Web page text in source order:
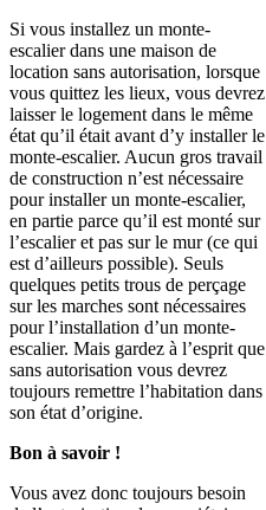
Si vous installez un monte-
escalier dans une maison de
location sans autorisation, lorsque
vous quittez les lieux, vous devrez
laisser le logement dans le même
état qu’il était avant d’y installer le
monte-escalier. Aucun gros travail
de construction n’est nécessaire
pour installer un monte-escalier,
en partie parce qu’il est monté sur
l’escalier et pas sur le mur (ce qui
est d’ailleurs possible). Seuls
quelques petits trous de perçage
sur les marches sont nécessaires
pour l’installation d’un monte-
escalier. Mais gardez à l’esprit que
sans autorisation vous devrez
toujours remettre l’habitation dans
son état d’origine.
Bon à savoir !
Vous avez donc toujours besoin